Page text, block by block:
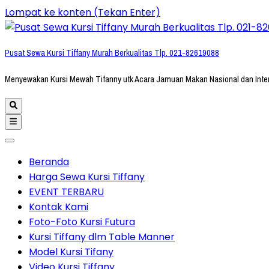
Lompat ke konten (Tekan Enter)
Pusat Sewa Kursi Tiffany Murah Berkualitas Tlp. 021-82619088
Menyewakan Kursi Mewah Tifanny utk Acara Jamuan Makan Nasional dan
Beranda
Harga Sewa Kursi Tiffany
EVENT TERBARU
Kontak Kami
Foto-Foto Kursi Futura
Kursi Tiffany dlm Table Manner
Model Kursi Tifany